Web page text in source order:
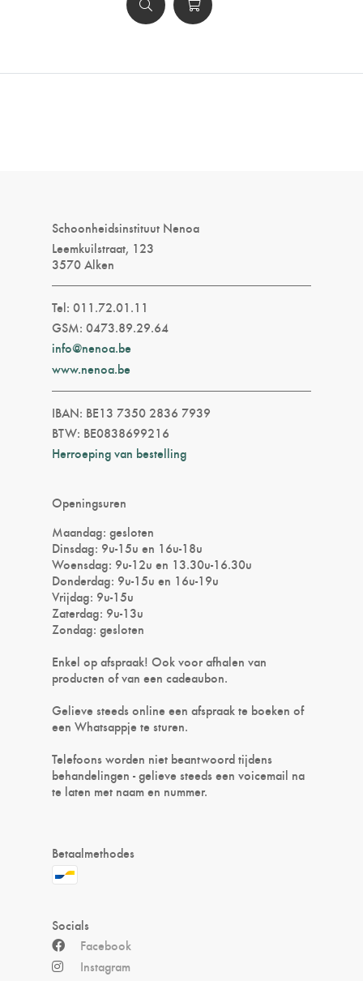
Schoonheidsinstituut Nenoa
Leemkuilstraat, 123
3570 Alken
Tel: 011.72.01.11
GSM: 0473.89.29.64
info@nenoa.be
www.nenoa.be
IBAN: BE13 7350 2836 7939
BTW: BE0838699216
Herroeping van bestelling
Openingsuren
Maandag: gesloten
Dinsdag: 9u-15u en 16u-18u
Woensdag: 9u-12u en 13.30u-16.30u
Donderdag: 9u-15u en 16u-19u
Vrijdag: 9u-15u
Zaterdag: 9u-13u
Zondag: gesloten
Enkel op afspraak! Ook voor afhalen van
producten of van een cadeaubon.
Gelieve steeds online een afspraak te boeken of
een Whatsappje te sturen.
Telefoons worden niet beantwoord tijdens
behandelingen - gelieve steeds een voicemail na
te laten met naam en nummer.
Betaalmethodes
Socials
Facebook
Instagram